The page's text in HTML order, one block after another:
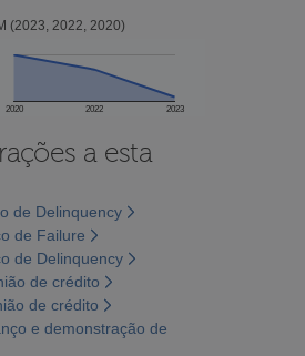
(2023, 2022, 2020)
2020 2022 2023
a esta
de Delinquency
de Failure
de Delinquency
de crédito
de crédito
e demonstração de